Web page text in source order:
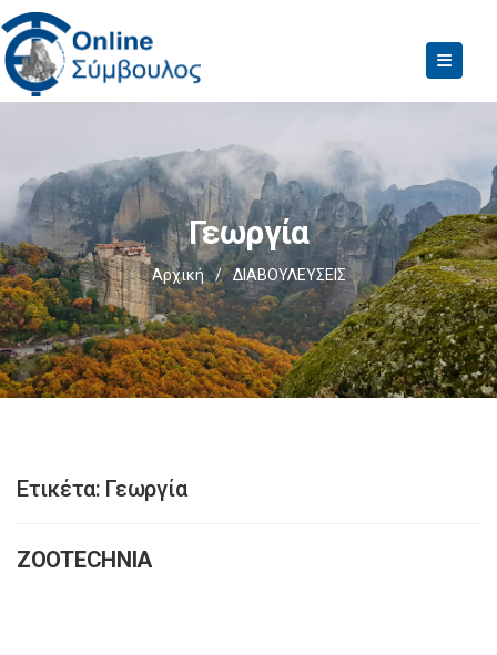
Γεωργία
Αρχική / ΔΙΑΒΟΥΛΕΥΣΕΙΣ
Ετικέτα: Γεωργία
ZOOTECHNIA